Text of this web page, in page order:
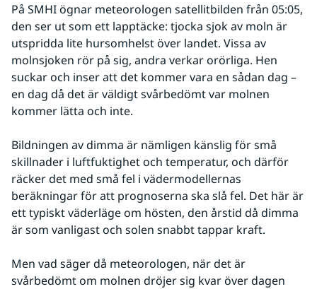
På SMHI ögnar meteorologen satellitbilden från 05:05,
den ser ut som ett lapptäcke: tjocka sjok av moln är
utspridda lite hursomhelst över landet. Vissa av
molnsjoken rör på sig, andra verkar orörliga. Hen
suckar och inser att det kommer vara en sådan dag –
en dag då det är väldigt svårbedömt var molnen
kommer lätta och inte.
Bildningen av dimma är nämligen känslig för små
skillnader i luftfuktighet och temperatur, och därför
räcker det med små fel i vädermodellernas
beräkningar för att prognoserna ska slå fel. Det här är
ett typiskt väderläge om hösten, den årstid då dimma
är som vanligast och solen snabbt tappar kraft.
Men vad säger då meteorologen, när det är
svårbedömt om molnen dröjer sig kvar över dagen